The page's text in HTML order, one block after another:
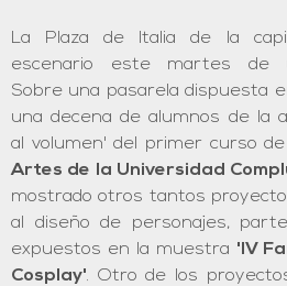
La Plaza de Italia de la
escenario este martes de
Sobre una pasarela dispuesta
una decena de alumnos de la
al volumen' del primer curso de
Artes de la Universidad
mostrado otros tantos
al diseño de personajes,
expuestos en la muestra 'IV
Cosplay'. Otro de los